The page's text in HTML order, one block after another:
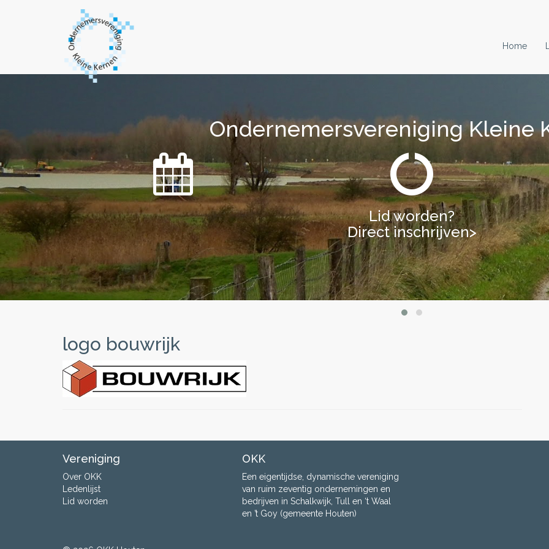
Home
Ondernemersvereniging Kleine
Lid worden?
Direct inschrijven>
Ondernemersvereniging Kleine
Lid worden?
Direct inschrijven>
logo bouwrijk
Vereniging
Over OKK
Ledenlijst
Lid worden
OKK
Een eigentijdse, dynamische vereniging
van ruim zeventig ondernemingen en
bedrijven in Schalkwijk, Tull en ‘t Waal
en ’t Goy (gemeente Houten)